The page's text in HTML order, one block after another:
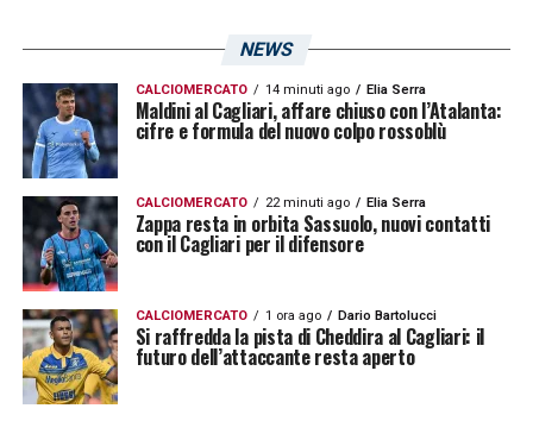
restare in Serie A. Il voto assegnato al
centrocampista tiene chiaramente conto
esclusivamente della prima metà di stagione,
quella giocata in Sardegna.
VOTO: 5
I PAGELLONI 2018/19 DEGLI ALTRI
ROSSOBLU
LA PLAYLIST DELLE NOSTRE TOP NEWS
NEWS
CALCIOMERCATO 14 minuti ago Elia Serra
Maldini al Cagliari, affare chiuso con l’Atalanta:
cifre e formula del nuovo colpo rossoblù
CALCIOMERCATO 22 minuti ago Elia Serra
Zappa resta in orbita Sassuolo, nuovi contatti
con il Cagliari per il difensore
CALCIOMERCATO 1 ora ago Dario Bartolucci
Si raffredda la pista di Cheddira al Cagliari: il
futuro dell’attaccante resta aperto